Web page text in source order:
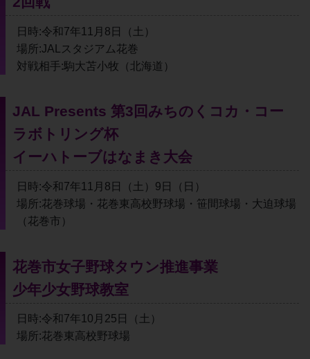
日時:令和7年11月8日（土）
場所:JALスタジアム花巻
対戦相手:駒大苫小牧（北海道）
JAL Presents 第3回みちのくコカ・コー
ラボトリング杯
イーハトーブはなまき大会
日時:令和7年11月8日（土）9日（日）
場所:花巻球場・花巻東高校野球場・笹間球場・大迫球場
（花巻市）
花巻市女子野球タウン推進事業
少年少女野球教室
日時:令和7年10月25日（土）
場所:花巻東高校野球場